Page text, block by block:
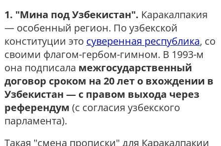
1. "Мина под Узбекистан". Каракалпакия
— особенный регион. По узбекской
конституции это суверенная республика, со
своими флагом-гербом-гимном. В 1993-м
она подписала межгосударственный
договор сроком на 20 лет о вхождении в
Узбекистан — с правом выхода через
референдум (с согласия узбекского
парламента).
Такая "смена прописки" для Каракалпакии